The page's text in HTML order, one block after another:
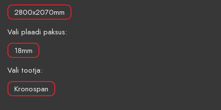
2800x2070mm
Vali plaadi paksus:
18mm
Vali tootja:
Kronospan